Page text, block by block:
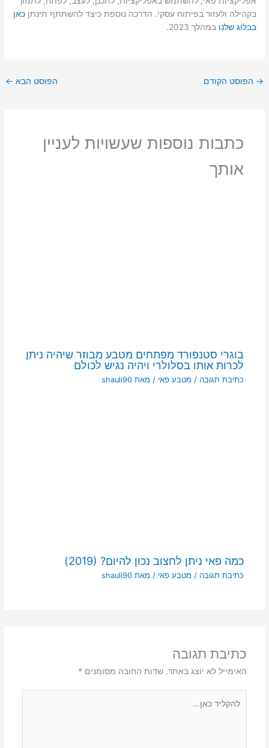
בקהילה ולעזור בפיתוח עסקי. הדרכה נוספת כיצד להשתתף תינתןכאן
בבלוג שלנו במהלך 2023.
→ הפוסט הקודם הפוסט הבא ←
כתבות נוספות שעשויות לעניין
אותך
בוגרי סטנפורד מפתחים מטבע מבוזר שיהיה ניתן
לכרות אותו בסלולרי ויהיה נגיש לכולם
כתיבת תגובה / מטבע פאי / מאת shauli90
כמה פאי ניתן לחצוב נכון להיום? (2019)
כתיבת תגובה / מטבע פאי / מאת shauli90
כתיבת תגובה
האימייל לא יוצג באתר. שדות החובה מסומנים *
כאן...